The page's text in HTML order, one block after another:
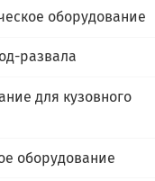
оборудование
развала
для кузовного
оборудование